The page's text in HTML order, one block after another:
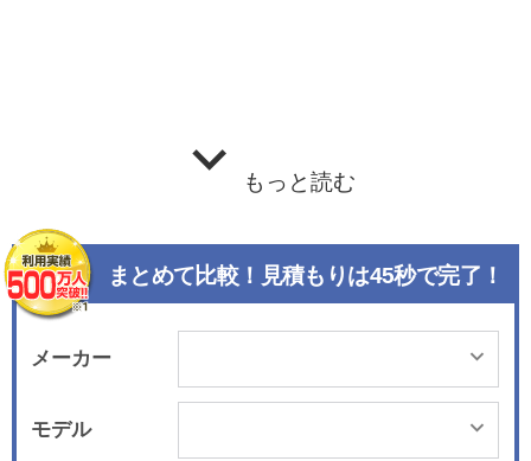
もっと読む
まとめて比較！見積もりは45秒で完了！
メーカー
モデル